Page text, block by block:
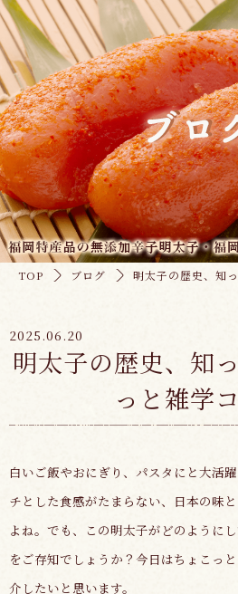
TOP ブログ 明太子の歴史、知
2025.06.20
明太子の歴史、知
っと雑学
白いご飯やおにぎり、パスタにと大活
チとした食感がたまらない、日本の味
よね。でも、この明太子がどのように
をご存知でしょうか？今日はちょこっ
介したいと思います。